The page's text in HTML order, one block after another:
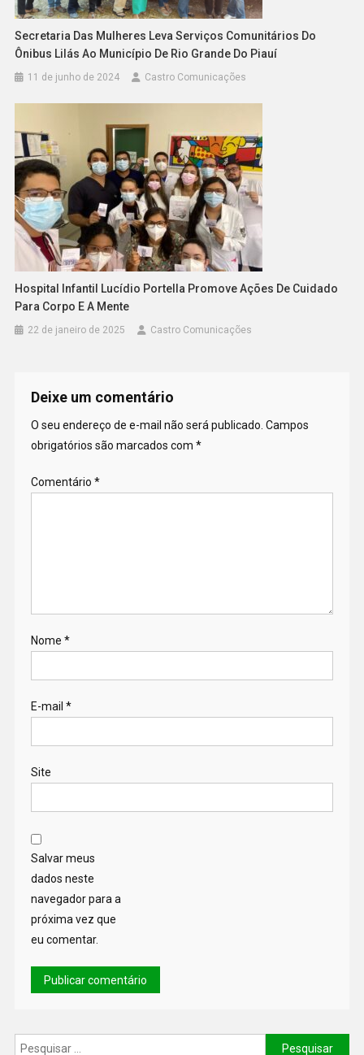
Secretaria Das Mulheres Leva Serviços Comunitários Do
Ônibus Lilás Ao Município De Rio Grande Do Piauí
11 de junho de 2024 Castro Comunicações
Hospital Infantil Lucídio Portella Promove Ações De Cuidado
Para Corpo E A Mente
22 de janeiro de 2025 Castro Comunicações
Deixe um comentário
O seu endereço de e-mail não será publicado. Campos
obrigatórios são marcados com *
Comentário *
Nome *
E-mail *
Site
Salvar meus
dados neste
navegador para a
próxima vez que
eu comentar.